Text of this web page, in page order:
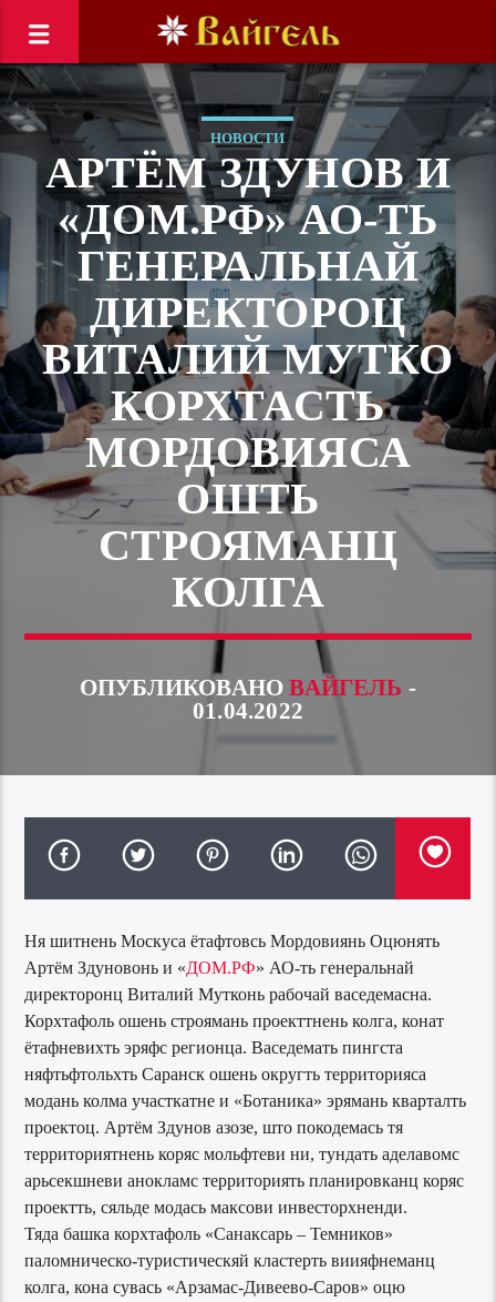
НОВОСТИ
АРТЁМ ЗДУНОВ И
«ДОМ.РФ» АО-ТЬ
ГЕНЕРАЛЬНАЙ
ДИРЕКТОРОЦ
ВИТАЛИЙ МУТКО
КОРХТАСТЬ
МОРДОВИЯСА
ОШТЬ
СТРОЯМАНЦ
КОЛГА
ОПУБЛИКОВАНОВАЙГЕЛЬ -
01.04.2022
Ня шитнень Москуса ётафтовсь Мордовиянь Оцюнять
Артём Здуновонь и «ДОМ.РФ» АО-ть генеральнай
директоронц Виталий Мутконь рабочай васедемасна.
Корхтафоль ошень строямань проекттнень колга, конат
ётафневихть эряфс регионца. Васедемать пингста
няфтьфтольхть Саранск ошень округть территорияса
модань колма участкатне и «Ботаника» эрямань кварталть
проектоц. Артём Здунов азозе, што покодемась тя
территориятнень коряс мольфтеви ни, тундать аделавомс
арьсекшневи анокламс территориять планировканц коряс
проектть, сяльде модась максови инвесторхненди.
Тяда башка корхтафоль «Санаксарь – Темников»
паломническо-туристическяй кластерть виияфнеманц
колга, кона сувась «Арзамас-Дивеево-Саров» оцю